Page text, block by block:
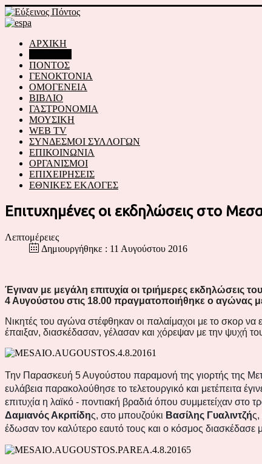
ΑΡΧΙΚΗ
ΠΟΝΤΟΣ
ΓΕΝΟΚΤΟΝΙΑ
ΟΜΟΓΕΝΕΙΑ
ΒΙΒΛΙΟ
ΓΑΣΤΡΟΝΟΜΙΑ
ΜΟΥΣΙΚΗ
WEB TV
ΣΥΝΔΕΣΜΟΙ ΣΥΛΛΟΓΩΝ
ΕΠΙΚΟΙΝΩΝΙΑ
ΟΡΓΑΝΙΣΜΟΙ
ΕΠΙΧΕΙΡΗΣΕΙΣ
ΕΘΝΙΚΕΣ ΕΚΛΟΓΕΣ
Επιτυχημένες οι εκδηλώσεις στο
Λεπτομέρειες
Δημιουργήθηκε : 11 Αυγούστου 2016
Έγιναν με μεγάλη επιτυχία οι τριήμερες εκδηλώσεις
4 Αυγούστου στις 18.00 πραγματοποιήθηκε ο αγώνας
Νικητές του αγώνα στέφθηκαν οι παλαίμαχοι με το σκορ να
έπαιξαν, διασκέδασαν, γέλασαν και χόρεψαν με την ψυχή
Την Παρασκευή 5 Αυγούστου παραμονή της γιορτής της
ευλάβεια παρακολούθησε το τελετουργικό και μετέπειτα
επιτυχία η λαϊκό - ποντιακή βραδιά όπου συμμετείχαν στο
Δαμιανός Ακριτίδης, στο μπουζούκι Βασίλης Γυαλιντζής,
έδωσαν τον καλύτερο εαυτό τους και ο κόσμος διασκέδασε